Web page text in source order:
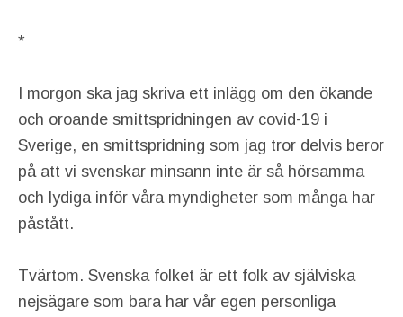
*
I morgon ska jag skriva ett inlägg om den ökande
och oroande smittspridningen av covid-19 i
Sverige, en smittspridning som jag tror delvis beror
på att vi svenskar minsann inte är så hörsamma
och lydiga inför våra myndigheter som många har
påstått.
Tvärtom. Svenska folket är ett folk av själviska
nejsägare som bara har vår egen personliga